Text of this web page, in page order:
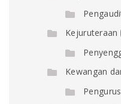
Kejuruteraan
Kewangan